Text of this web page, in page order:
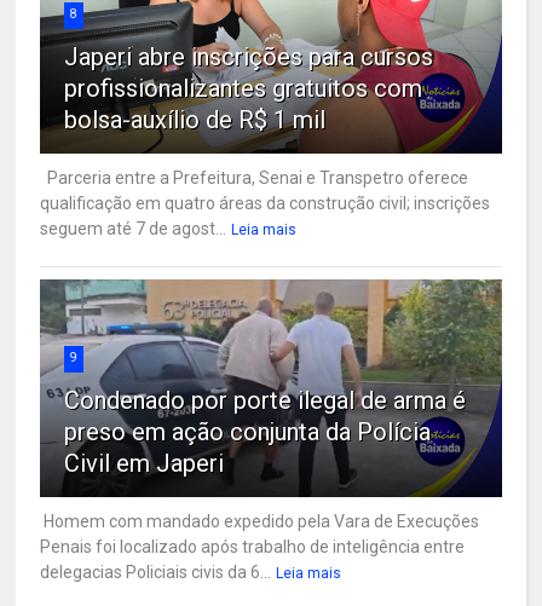
8
Japeri abre inscrições para cursos
profissionalizantes gratuitos com
bolsa-auxílio de R$ 1 mil
Parceria entre a Prefeitura, Senai e Transpetro oferece
qualificação em quatro áreas da construção civil; inscrições
seguem até 7 de agost...
Leia mais
9
Condenado por porte ilegal de arma é
preso em ação conjunta da Polícia
Civil em Japeri
Homem com mandado expedido pela Vara de Execuções
Penais foi localizado após trabalho de inteligência entre
delegacias Policiais civis da 6...
Leia mais